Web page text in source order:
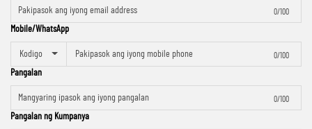
0/100
Mobile/WhatsApp
Kodigo 0/100
Pangalan
0/100
Pangalan ng Kumpanya